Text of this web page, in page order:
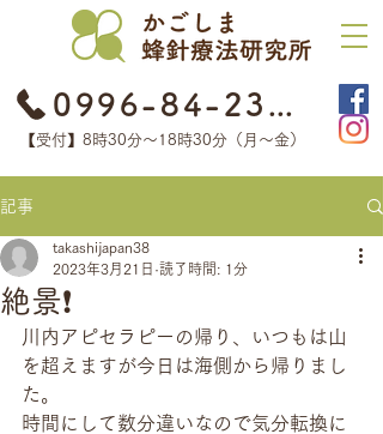
0996-84-2368
【受付】8時30分​〜18時30分（月〜金）
記事
絶景❗️
takashijapan38
2023年3月21日 読了時間: 1分
川内アピセラピーの帰り、いつもは山
を超えますが今日は海側から帰りまし
た。
時間にして数分違いなので気分転換に